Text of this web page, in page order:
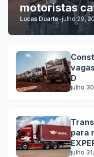
motoristas
Lucas Duarte-julho 29,
D
julho
para
julho